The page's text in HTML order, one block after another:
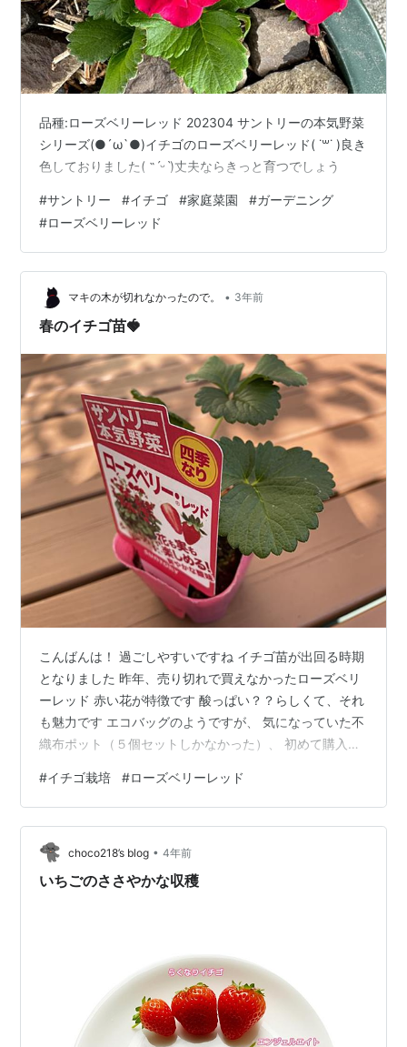
品種:ローズベリーレッド 202304 サントリーの本気野菜
シリーズ(●´ω`●)イチゴのローズベリーレッド( ˙꒳​˙ )良き
色しておりました( ˶ˊᵕˋ)丈夫ならきっと育つでしょう
#サントリー #イチゴ #家庭菜園 #ガーデニング
#ローズベリーレッド
マキの木が切れなかったので。 • 3年前
春のイチゴ苗🍓
こんばんは！ 過ごしやすいですね イチゴ苗が出回る時期
となりました 昨年、売り切れで買えなかったローズベリ
ーレッド 赤い花が特徴です 酸っぱい？？らしくて、それ
も魅力です エコバッグのようですが、 気になっていた不
織布ポット（５個セットしかなかった）、 初めて購入し
のです おととしの苗も植え替えます ２０２１年２月 こ
んなに小さかったんだ・・ なぜか2年間で出たランナー
はひとつだけ これも植え替えましょう また根っこ 上が
ローズベリーレッド 下がらくなりイチゴのランナー（元
気な根です） ・左 おととしのらくなりいちご親株 ・右
#イチゴ栽培 #ローズベリーレッド
choco218’s blog • 4年前
いちごのささやかな収穫